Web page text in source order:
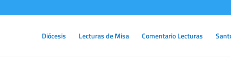
Diócesis Lecturas de Misa Comentario Lecturas